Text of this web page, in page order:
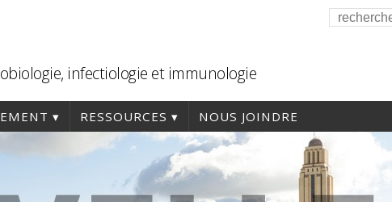
infectiologie et immunologie
RESSOURCES NOUS JOINDRE